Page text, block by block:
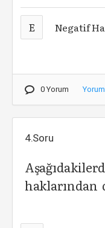
E Negatif
0 Yorum
4.Soru
haklarından